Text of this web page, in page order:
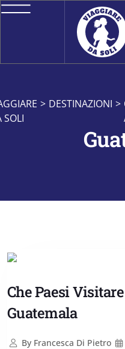
SOLI
> DESTINAZIONI >
Che Paesi
Guatemala
ByFrancesca Di Pietro